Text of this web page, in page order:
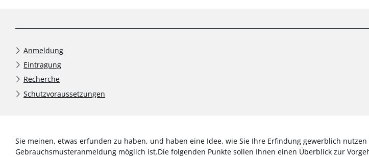
Anmeldung
Eintragung
Recherche
Schutzvoraussetzungen
Sie meinen, etwas erfunden zu haben, und haben eine Idee, wie Sie Ihre Erfindung gewerblich
Gebrauchsmusteranmeldung möglich ist.Die folgenden Punkte sollen Ihnen einen Überblick zur